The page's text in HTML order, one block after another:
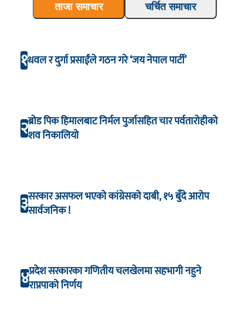
ताजा समाचार चर्चित समाचार
१धवल र दुर्गा प्रसाईंले गठन गरे ‘जय नेपाल पार्टी’
२ब्रोड पिक हिमालबाट निर्मल पुर्जासहित चार पर्वतारोहीको
शव निकालियो
३सरकार असफल भएको कांग्रेसको दाबी, १५ बुँदे आरोप
सार्वजनिक !
४प्रदेश सरकारका गणितीय चलखेलमा सहभागी नहुने
राप्रपाको निर्णय